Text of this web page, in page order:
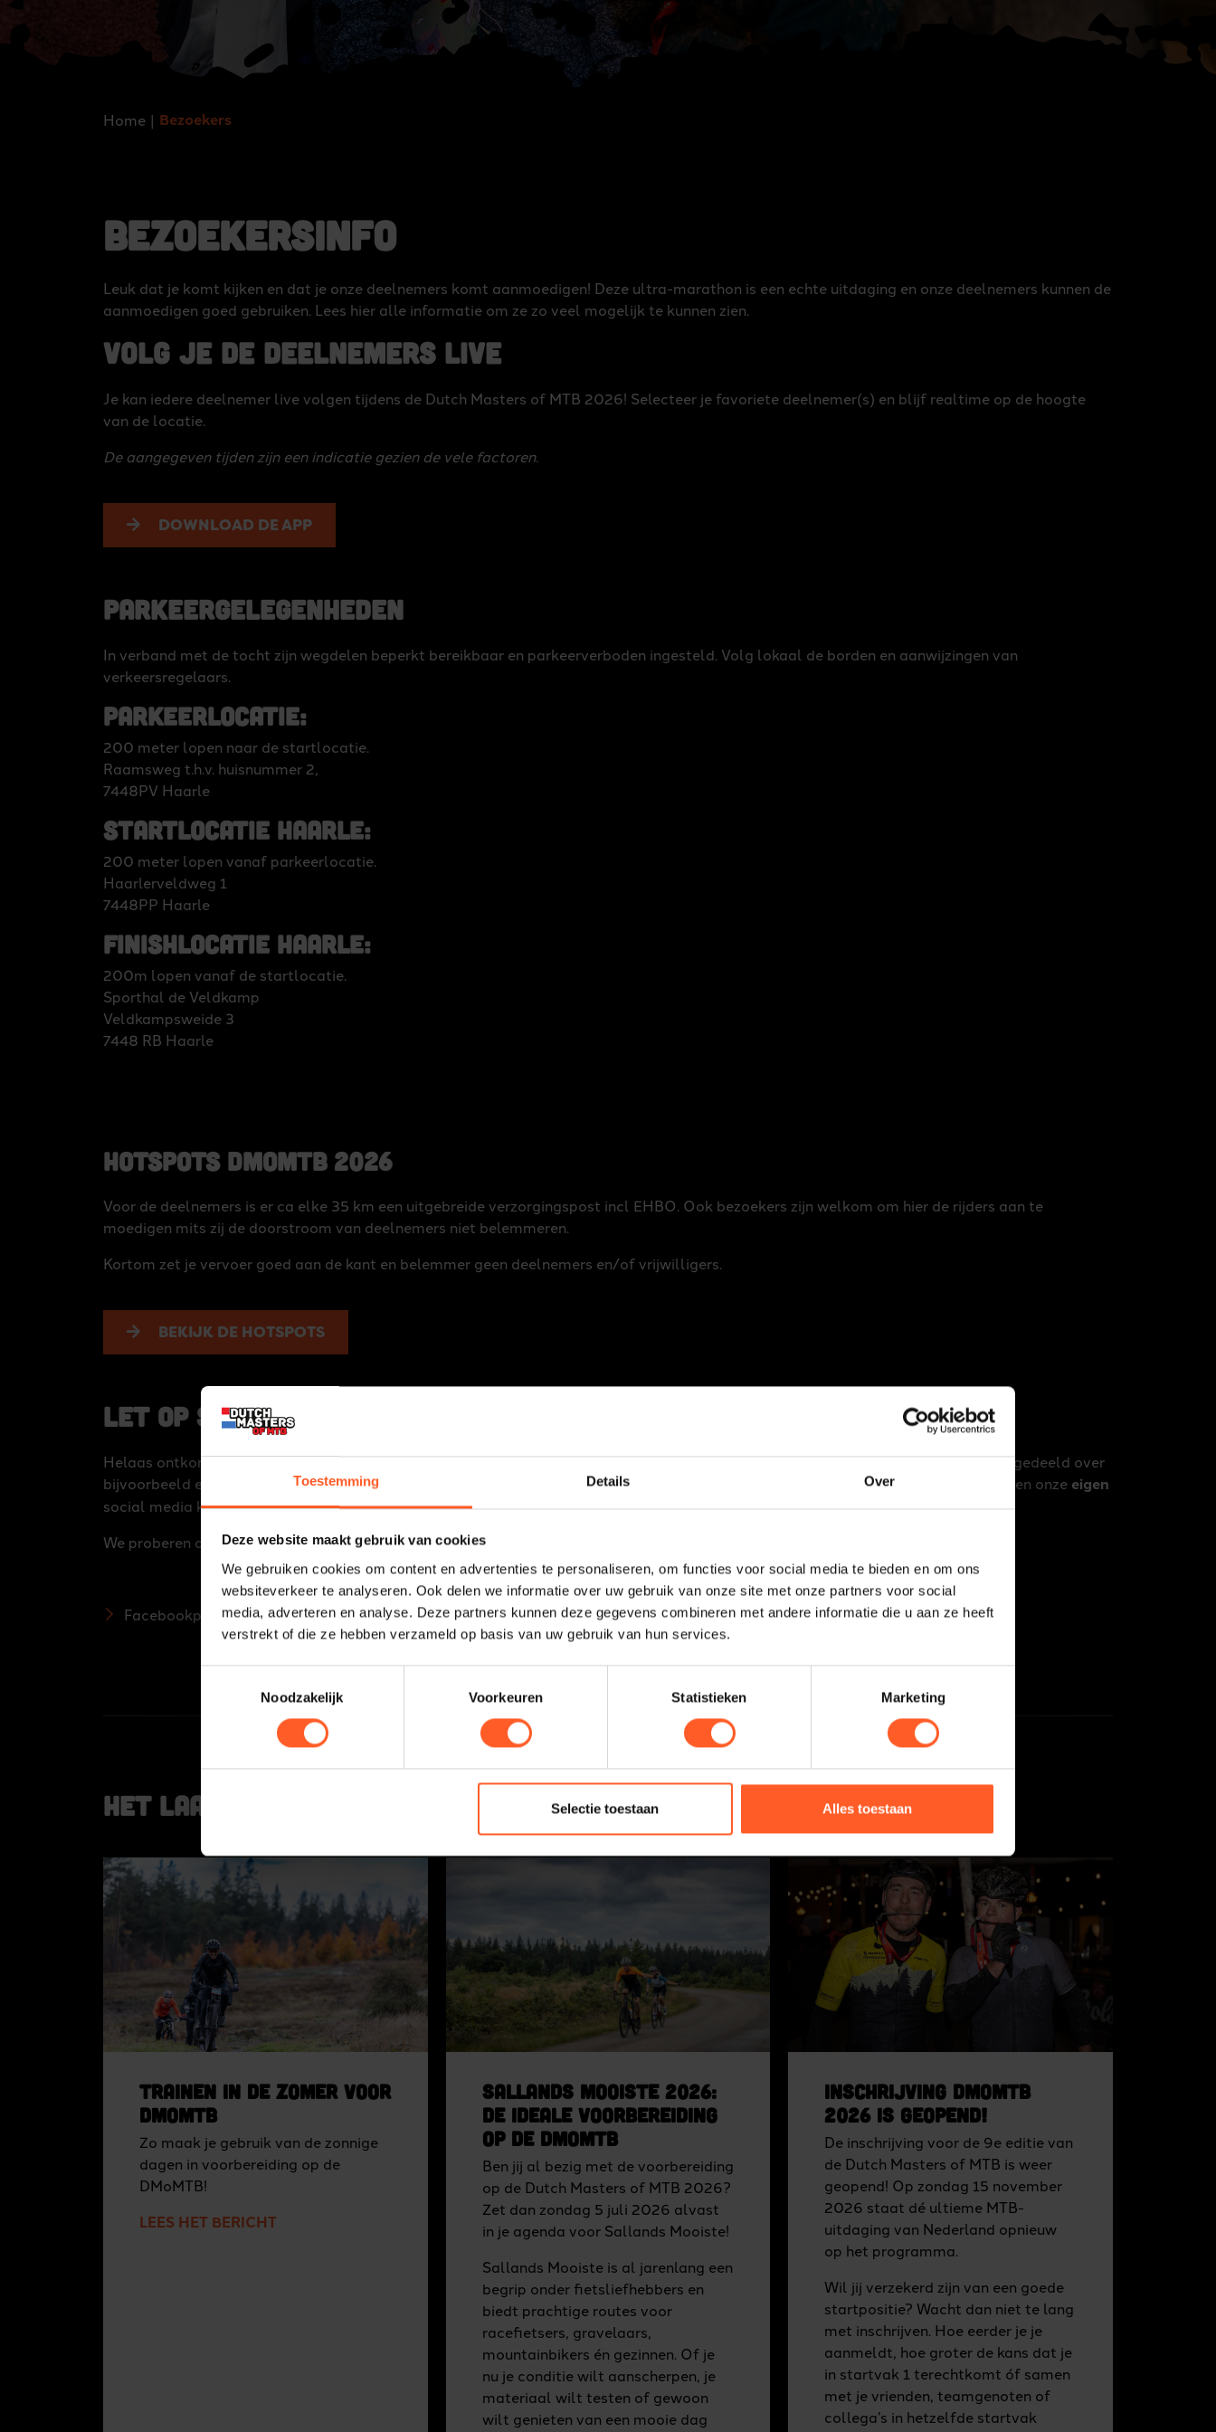
Toestemming Details Over
Deze website maakt gebruik van cookies
We gebruiken cookies om content en advertenties te personaliseren, om functies voor social media te bieden en om ons
websiteverkeer te analyseren. Ook delen we informatie over uw gebruik van onze site met onze partners voor social
media, adverteren en analyse. Deze partners kunnen deze gegevens combineren met andere informatie die u aan ze heeft
verstrekt of die ze hebben verzameld op basis van uw gebruik van hun services.
Noodzakelijk
Voorkeuren Statistieken Marketing
Selectie toestaan Alles toestaan
Home Bezoekers
Bezoekersinfo
Leuk dat je komt kijken en dat je onze deelnemers komt aanmoedigen! Deze ultra-marathon is een echte uitdaging en onze deelnemers kunnen de
aanmoedigen goed gebruiken. Lees hier alle informatie om ze zo veel mogelijk te kunnen zien.
Volg je de deelnemers live
Je kan iedere deelnemer live volgen tijdens de Dutch Masters of MTB 2026! Selecteer je favoriete deelnemer(s) en blijf realtime op de hoogte
van de locatie.
De aangegeven tijden zijn een indicatie gezien de vele factoren.
DOWNLOAD DE APP
Parkeergelegenheden
In verband met de tocht zijn wegdelen beperkt bereikbaar en parkeerverboden ingesteld. Volg lokaal de borden en aanwijzingen van
verkeersregelaars.
Parkeerlocatie:
200 meter lopen naar de startlocatie.
Raamsweg t.h.v. huisnummer 2,
7448PV Haarle
Startlocatie Haarle:
200 meter lopen vanaf parkeerlocatie.
Haarlerveldweg 1
7448PP Haarle
Finishlocatie Haarle:
200m lopen vanaf de startlocatie.
Sporthal de Veldkamp
Veldkampsweide 3
7448 RB Haarle
Hotspots DMoMTB 2026
Voor de deelnemers is er ca elke 35 km een uitgebreide verzorgingspost incl EHBO. Ook bezoekers zijn welkom om hier de rijders aan te
moedigen mits zij de doorstroom van deelnemers niet belemmeren.
Kortom zet je vervoer goed aan de kant en belemmer geen deelnemers en/of vrijwilligers.
BEKIJK DE HOTSPOTS
Let op SPAM
Helaas ontkomen wij er ook niet aan, SPAM. We zagen afgelopen jaren dat onder onze social media berichten, ‘fake’ linkjes werden gedeeld over
bijvoorbeeld een ‘livestream’. Graag willen wij jullie als bezoeker waarschuwen, klik niet op linkjes die je niet vertrouwd en volg alleen onze eigen
social media kanalen, website en de officiële Tracx App om de deelnemers te volgen.
We proberen dit zoveel mogelijk tegen te gaan gedurende het event, maar een gewaarschuwd mens telt natuurlijk voor twee.
Facebookpagina Instagrampagina Download de App
Het laatste nieuws
Trainen in de zomer voor
DMoMTB
Zo maak je gebruik van de zonnige
dagen in voorbereiding op de
DMoMTB!
LEES HET BERICHT
Sallands Mooiste 2026:
de ideale voorbereiding
op de DMoMTB
Ben jij al bezig met de voorbereiding
op de Dutch Masters of MTB 2026?
Zet dan zondag 5 juli 2026 alvast
in je agenda voor Sallands Mooiste!
Sallands Mooiste is al jarenlang een
begrip onder fietsliefhebbers en
biedt prachtige routes voor
racefietsers, gravelaars,
mountainbikers én gezinnen. Of je
nu je conditie wilt aanscherpen, je
materiaal wilt testen of gewoon
wilt genieten van een mooie dag
Inschrijving DMoMTB
2026 is geopend!
De inschrijving voor de 9e editie van
de Dutch Masters of MTB is weer
geopend! Op zondag 15 november
2026 staat dé ultieme MTB-
uitdaging van Nederland opnieuw
op het programma.
Wil jij verzekerd zijn van een goede
startpositie? Wacht dan niet te lang
met inschrijven. Hoe eerder je je
aanmeldt, hoe groter de kans dat je
in startvak 1 terechtkomt óf samen
met je vrienden, teamgenoten of
collega’s in hetzelfde startvak